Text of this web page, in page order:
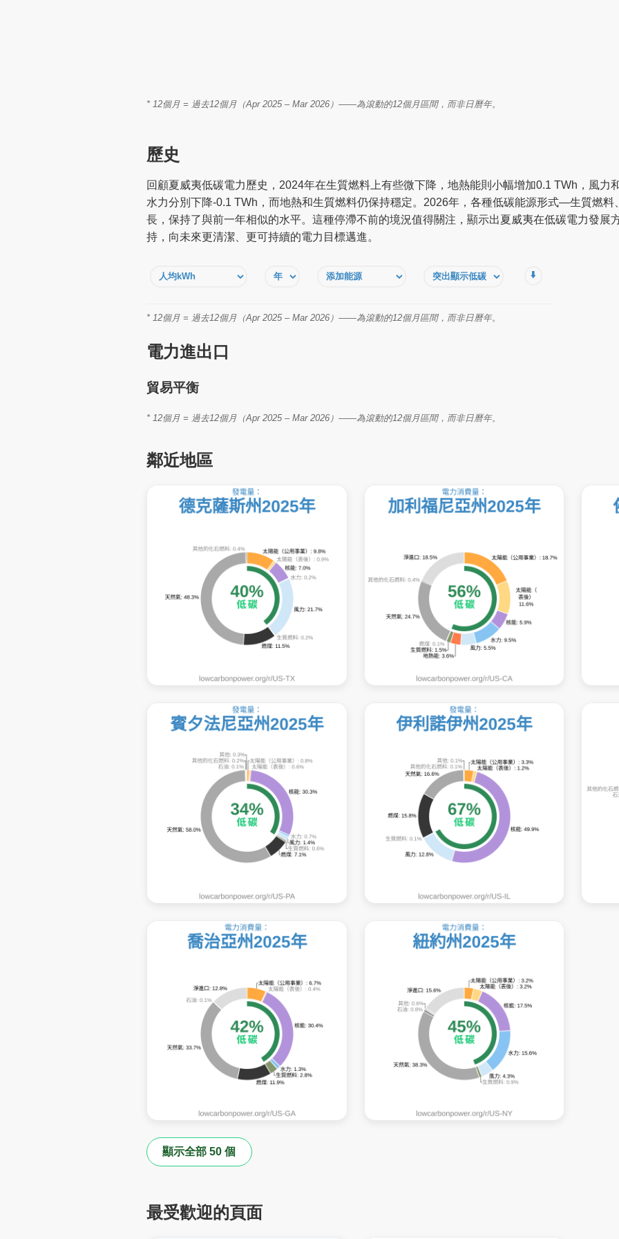
* 12個月 = 過去12個月（Apr 2025 – Mar 2026）——為滾動的12個月區間，而非日曆年。
歷史
回顧夏威夷低碳電力歷史，2024年在生質燃料上有些微下降，地熱能則小幅增加0.1 TWh，風力
水力分別下降-0.1 TWh，而地熱和生質燃料仍保持穩定。2026年，各種低碳能源形式—生質燃料
長，保持了與前一年相似的水平。這種停滯不前的境況值得關注，顯示出夏威夷在低碳電力發展
持，向未來更清潔、更可持續的電力目標邁進。
⬇️
* 12個月 = 過去12個月（Apr 2025 – Mar 2026）——為滾動的12個月區間，而非日曆年。
電力進出口
貿易平衡
* 12個月 = 過去12個月（Apr 2025 – Mar 2026）——為滾動的12個月區間，而非日曆年。
鄰近地區
顯示全部 50 個
最受歡迎的頁面